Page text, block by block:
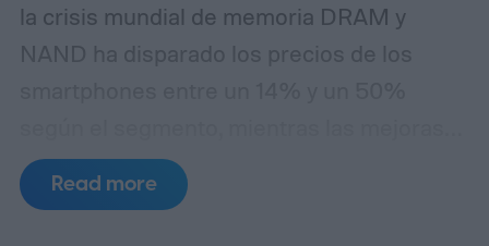
la crisis mundial de memoria DRAM y
NAND ha disparado los precios de los
de hardware se han vuelto casi
imperceptibles de una generación a otra. El
Read more